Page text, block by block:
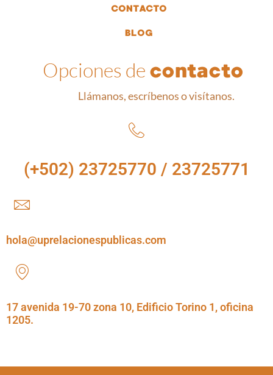
CONTACTO
BLOG
Opciones de contacto
Llámanos, escríbenos o visítanos.
(+502) 23725770 / 23725771
hola@uprelacionespublicas.com
17 avenida 19-70 zona 10, Edificio Torino 1, oficina
1205.